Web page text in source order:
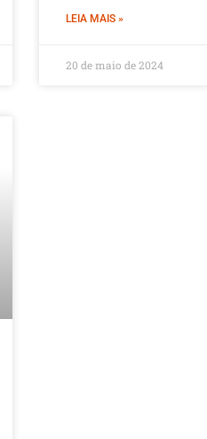
LEIA MAIS »
20 de maio de 2024